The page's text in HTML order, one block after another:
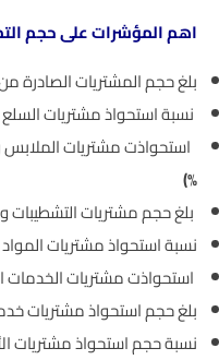
اهم المؤشرات على حجم
بلغ حجم المشتريات الصادرة
نسبة استحواذ مشتريات
استحواذت مشتريات الملابس
%)
بلغ حجم مشتريات التشطيبات
نسبة استحواذ مشتريات المواد
استحواذت مشتريات الخدمات
بلغ حجم استحواذ مشتريات
نسبة حجم استحواذ مشتريات